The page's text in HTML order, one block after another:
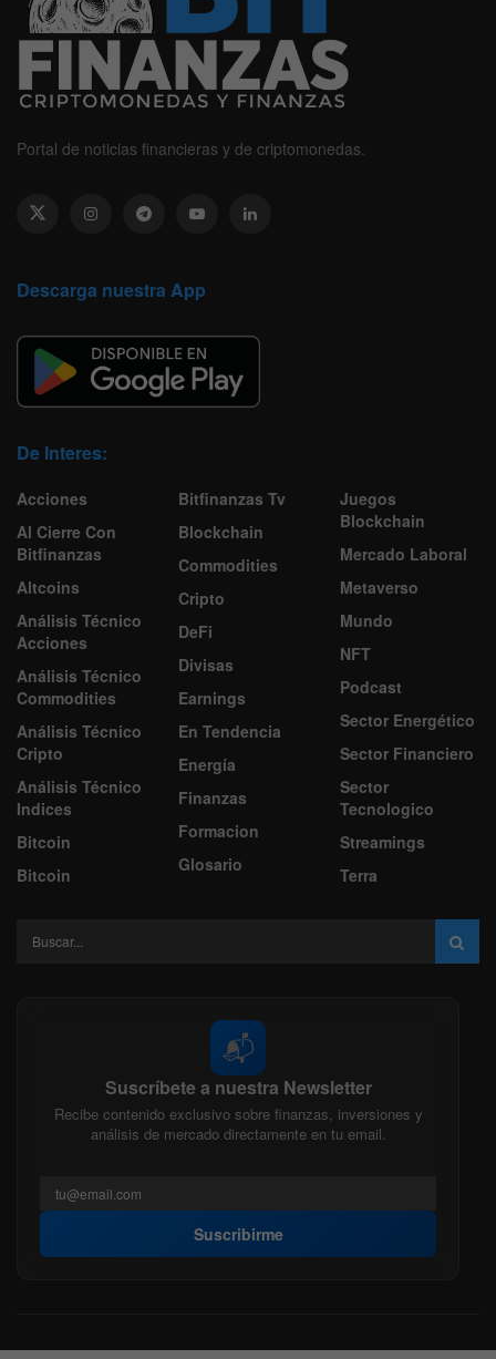
Portal de noticias financieras y de criptomonedas.
Descarga nuestra App
De Interes:
Acciones
Al Cierre Con
Bitfinanzas
Altcoins
Análisis Técnico
Acciones
Análisis Técnico
Commodities
Análisis Técnico
Cripto
Análisis Técnico
Indices
Bitcoin
Bitcoin
Bitfinanzas Tv
Blockchain
Commodities
Cripto
DeFi
Divisas
Earnings
En Tendencia
Energía
Finanzas
Formacion
Glosario
Juegos
Blockchain
Mercado Laboral
Metaverso
Mundo
NFT
Podcast
Sector Energético
Sector Financiero
Sector
Tecnologico
Streamings
Terra
📬
Suscríbete a nuestra Newsletter
Recibe contenido exclusivo sobre finanzas, inversiones y
análisis de mercado directamente en tu email.
Suscribirme